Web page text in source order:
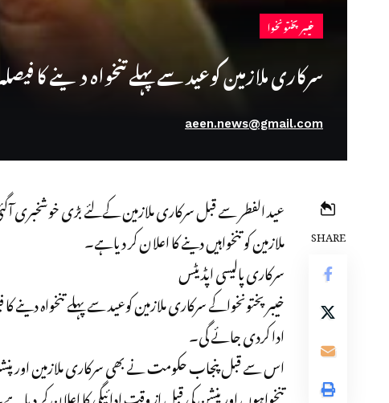
خیبرپختونخوا
سرکاری ملازمین کوعید سے پہلے تنخواہ دینے کا
aeen.news@gmail.com
SHARE
عید الفطر سے قبل سرکاری ملازمین کےلئے بڑی خوشخبری
ملازمین کو تنخواہیں دینے کا اعلان کر دیاہے۔
سرکاری پالیسی اپڈیٹس
ادا کردی جائے گی۔
اس سے قبل پنجاب حکومت نے بھی سرکاری ملازمین اور